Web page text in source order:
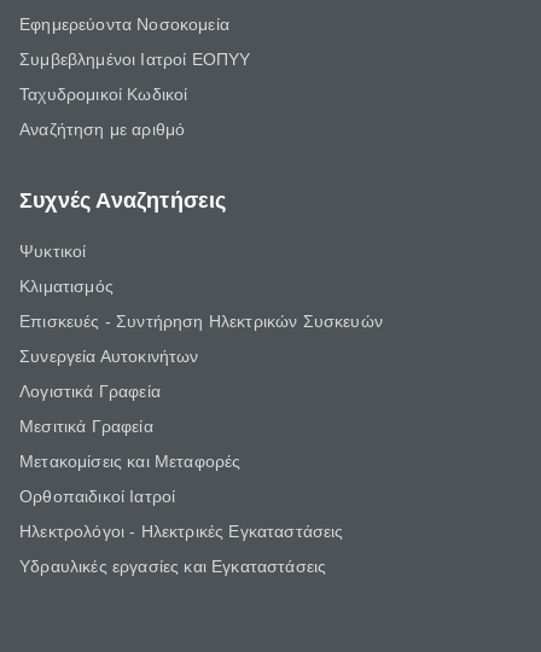
Εφημερεύοντα Νοσοκομεία
Συμβεβλημένοι Ιατροί ΕΟΠΥΥ
Ταχυδρομικοί Κωδικοί
Αναζήτηση με αριθμό
Συχνές Αναζητήσεις
Ψυκτικοί
Κλιματισμός
Επισκευές - Συντήρηση Ηλεκτρικών Συσκευών
Συνεργεία Αυτοκινήτων
Λογιστικά Γραφεία
Μεσιτικά Γραφεία
Μετακομίσεις και Μεταφορές
Ορθοπαιδικοί Ιατροί
Ηλεκτρολόγοι - Ηλεκτρικές Εγκαταστάσεις
Υδραυλικές εργασίες και Εγκαταστάσεις